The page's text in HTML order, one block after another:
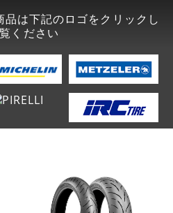
は下記のロゴをクリックし
ください